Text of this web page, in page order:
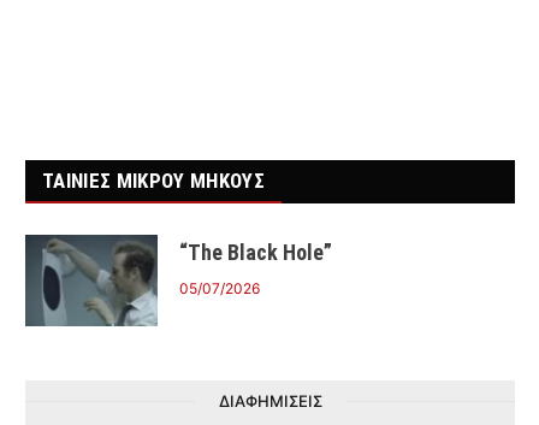
ΤΑΙΝΙΕΣ ΜΙΚΡΟΥ ΜΗΚΟΥΣ
“The Black Hole”
05/07/2026
ΔΙΑΦΗΜΙΣΕΙΣ